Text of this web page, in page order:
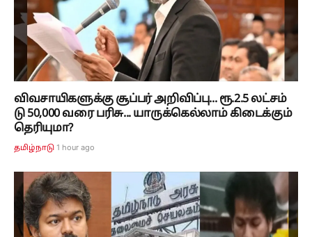
விவசாயிகளுக்கு சூப்பர் அறிவிப்பு... ரூ.2.5 லட்சம்
டு 50,000 வரை பரிசு... யாருக்கெல்லாம் கிடைக்கும்
தெரியுமா?
தமிழ்நாடு 1 hour ago